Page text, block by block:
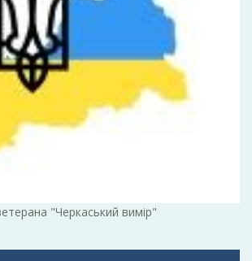
"Черкаський вимір"